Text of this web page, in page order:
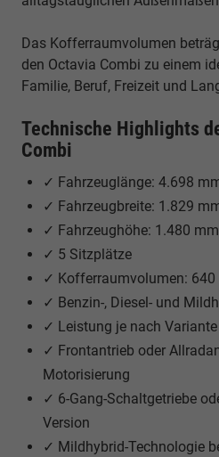
Das Kofferraumvolumen
den Octavia Combi zu einem
Familie, Beruf, Freizeit und
Technische Highlights
Combi
✓ Fahrzeuglänge: 4.698
✓ Fahrzeugbreite: 1.829
✓ Fahrzeughöhe: 1.480 mm
✓ 5 Sitzplätze
✓ Kofferraumvolumen: 640
✓ Benzin-, Diesel- und
✓ Leistung je nach
✓ Frontantrieb oder
Motorisierung
✓ 6-Gang-Schaltgetriebe
Version
✓ Mildhybrid-Technologie